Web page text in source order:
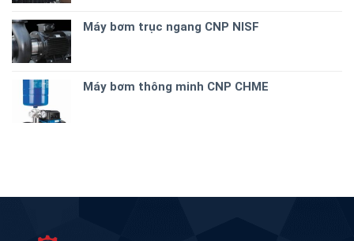
Máy bơm trục ngang CNP NISF
Máy bơm thông minh CNP CHME